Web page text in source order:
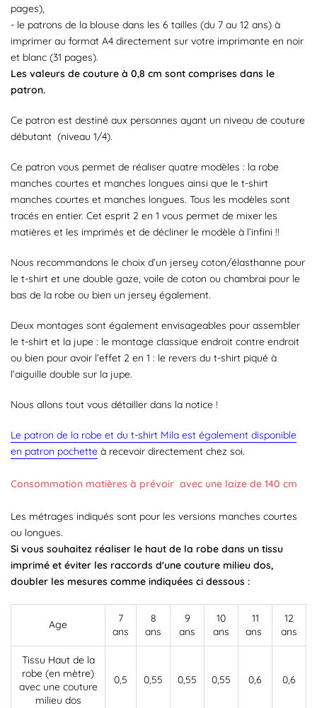
pages),
- le patrons de la blouse dans les 6 tailles (du 7 au 12 ans) à
imprimer au format A4 directement sur votre imprimante en noir
et blanc (31 pages).
Les valeurs de couture à 0,8 cm sont comprises dans le
patron.
Ce patron est destiné aux personnes ayant un niveau de couture
débutant (niveau 1/4).
Ce patron vous permet de réaliser quatre modèles : la robe
manches courtes et manches longues ainsi que le t-shirt
manches courtes et manches longues. Tous les modèles sont
tracés en entier. Cet esprit 2 en 1 vous permet de mixer les
matières et les imprimés et de décliner le modèle à l’infini !!
Nous recommandons le choix d’un jersey coton/élasthanne pour
le t-shirt et une double gaze, voile de coton ou chambrai pour le
bas de la robe ou bien un jersey également.
Deux montages sont également envisageables pour assembler
le t-shirt et la jupe : le montage classique endroit contre endroit
ou bien pour avoir l’effet 2 en 1 : le revers du t-shirt piqué à
l’aiguille double sur la jupe.
Nous allons tout vous détailler dans la notice !
Le patron de la robe et du t-shirt Mila est également disponible
en patron pochette à recevoir directement chez soi.
Consommation matières à prévoir avec une laize de 140 cm
Les métrages indiqués sont pour les versions manches courtes
ou longues.
Si vous souhaitez réaliser le haut de la robe dans un tissu
imprimé et éviter les raccords d'une couture milieu dos,
doubler les mesures comme indiquées ci dessous :
Age
7
ans
8
ans
9
ans
10
ans
11
ans
12
ans
Tissu Haut de la
robe (en mètre)
avec une couture
milieu dos
0,5 0,55 0,55 0,55 0,6 0,6